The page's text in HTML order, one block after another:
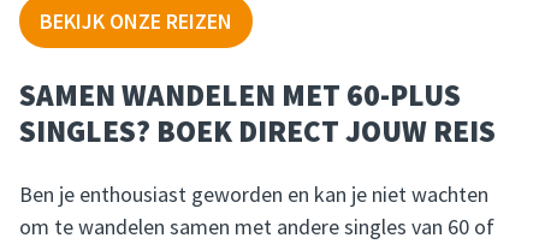
BEKIJK ONZE REIZEN
SAMEN WANDELEN MET 60-PLUS
SINGLES? BOEK DIRECT JOUW REIS
Ben je enthousiast geworden en kan je niet wachten
om te wandelen samen met andere singles van 60 of